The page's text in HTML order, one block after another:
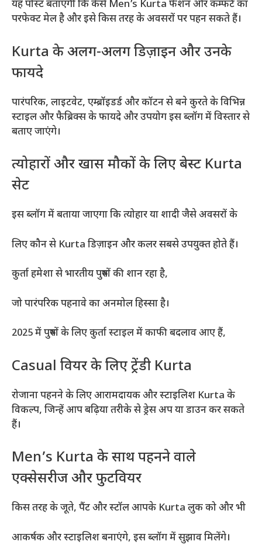
यह पोस्ट बताएगी कि कैसे Men’s Kurta फैशन और कम्फर्ट का
परफेक्ट मेल है और इसे किस तरह के अवसरों पर पहन सकते हैं।
Kurta के अलग-अलग डिज़ाइन और उनके
फायदे
पारंपरिक, लाइटवेट, एम्ब्रॉइडर्ड और कॉटन से बने कुरते के विभिन्न
स्टाइल और फैब्रिक्स के फायदे और उपयोग इस ब्लॉग में विस्तार से
बताए जाएंगे।
त्योहारों और खास मौकों के लिए बेस्ट Kurta
सेट
इस ब्लॉग में बताया जाएगा कि त्योहार या शादी जैसे अवसरों के
लिए कौन से Kurta डिज़ाइन और कलर सबसे उपयुक्त होते हैं।
कुर्ता हमेशा से भारतीय पुरुषों की शान रहा है,
जो पारंपरिक पहनावे का अनमोल हिस्सा है।
2025 में पुरुषों के लिए कुर्ता स्टाइल में काफी बदलाव आए हैं,
Casual वियर के लिए ट्रेंडी Kurta
रोजाना पहनने के लिए आरामदायक और स्टाइलिश Kurta के
विकल्प, जिन्हें आप बढ़िया तरीके से ड्रेस अप या डाउन कर सकते
हैं।
Men’s Kurta के साथ पहनने वाले
एक्सेसरीज और फुटवियर
किस तरह के जूते, पैंट और स्टॉल आपके Kurta लुक को और भी
आकर्षक और स्टाइलिश बनाएंगे, इस ब्लॉग में सुझाव मिलेंगे।